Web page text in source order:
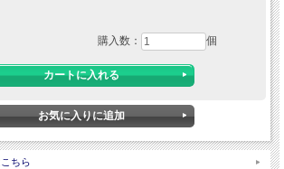
デジタルカメラによるものです。
定（OS・モニター）によって商品の色や素材感が 異なっ
感が違った風に見える場合がございます。
購入数： 個
ちら